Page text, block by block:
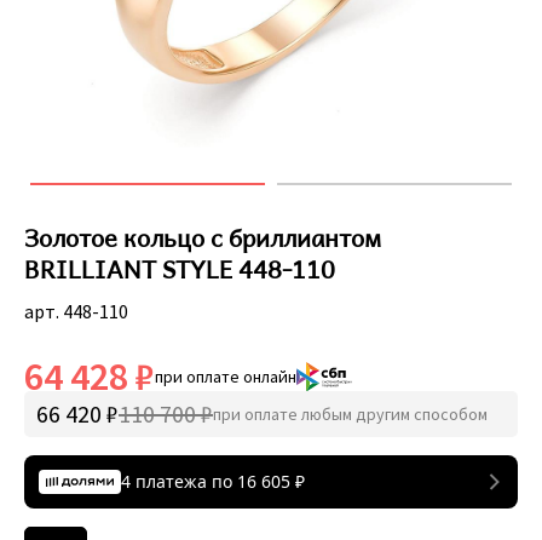
Золотое кольцо с бриллиантом
BRILLIANT STYLE 448-110
арт. 448-110
64 428 ₽при оплате онлайн
66 420 ₽110 700 ₽при оплате любым другим способом
4 платежа по 16 605 ₽